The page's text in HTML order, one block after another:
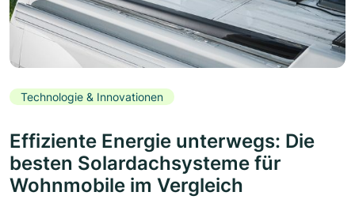
Technologie & Innovationen
Effiziente Energie unterwegs: Die
besten Solardachsysteme für
Wohnmobile im Vergleich